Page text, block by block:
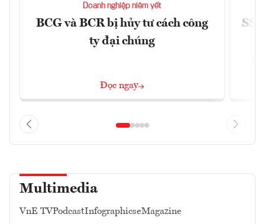
Doanh nghiệp niêm yết
BCG và BCR bị hủy tư cách công
ty đại chúng
Đọc ngay
SSI
Multimedia
VnE TVPodcastInfographicseMagazine